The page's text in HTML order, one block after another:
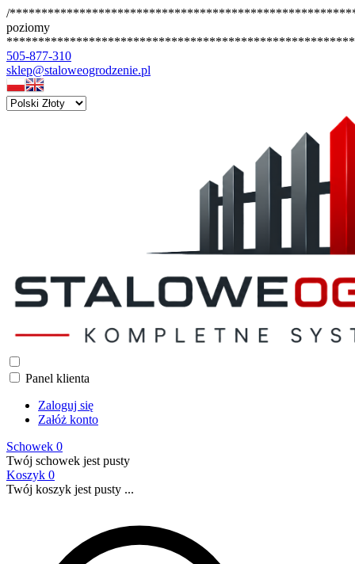
/
poziomy
505-877-310
sklep@staloweogrodzenie.pl
Panel klienta
Zaloguj się
Załóż konto
Schowek 0
Twój schowek jest pusty
Koszyk 0
Twój koszyk jest pusty ...